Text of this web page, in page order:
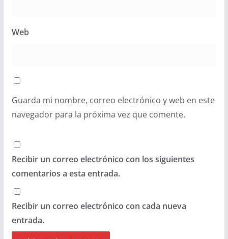
Web
Guarda mi nombre, correo electrónico y web en este
navegador para la próxima vez que comente.
Recibir un correo electrónico con los siguientes
comentarios a esta entrada.
Recibir un correo electrónico con cada nueva
entrada.